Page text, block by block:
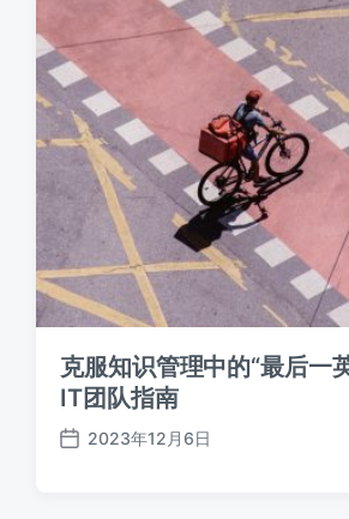
克服知识管理中的“最后一
IT团队指南
发
2023年12月6日